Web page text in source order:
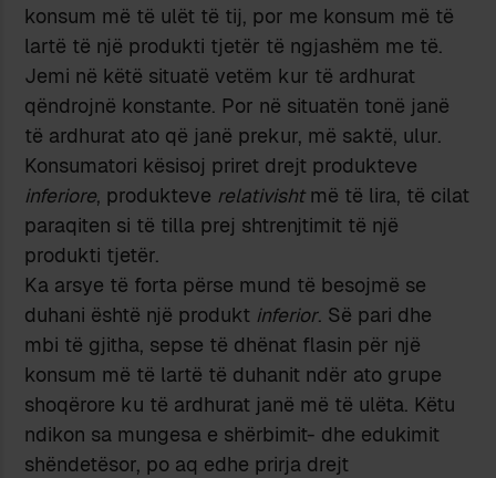
konsum më të ulët të tij, por me konsum më të
lartë të një produkti tjetër të ngjashëm me të.
Jemi në këtë situatë vetëm kur të ardhurat
qëndrojnë konstante. Por në situatën tonë janë
të ardhurat ato që janë prekur, më saktë, ulur.
Konsumatori kësisoj priret drejt produkteve
inferiore, produkteve relativishtmë të lira, të cilat
paraqiten si të tilla prej shtrenjtimit të një
produkti tjetër.
Ka arsye të forta përse mund të besojmë se
duhani është një produkt inferior. Së pari dhe
mbi të gjitha, sepse të dhënat flasin për një
konsum më të lartë të duhanit ndër ato grupe
shoqërore ku të ardhurat janë më të ulëta. Këtu
ndikon sa mungesa e shërbimit- dhe edukimit
shëndetësor, po aq edhe prirja drejt